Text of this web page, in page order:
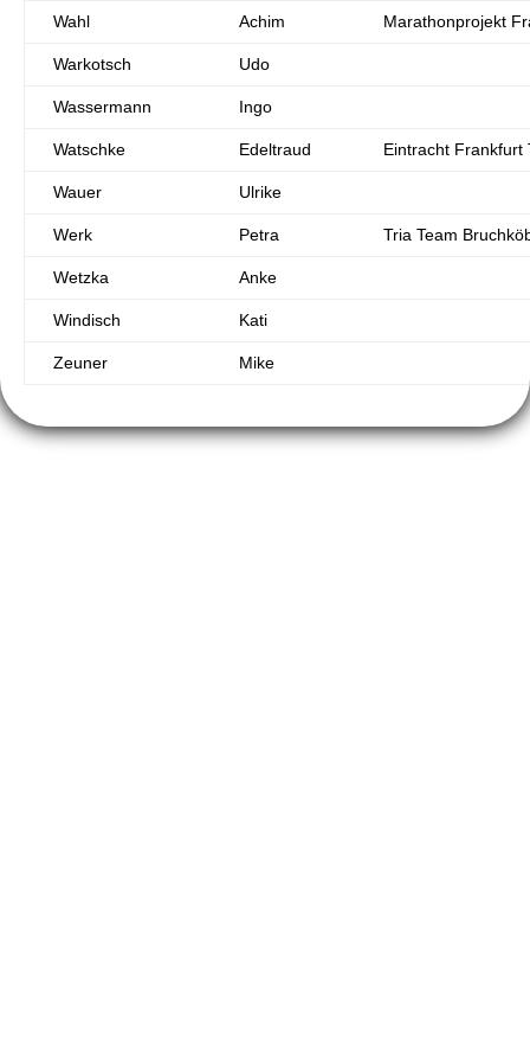
Wahl Achim Marathonprojekt
Warkotsch Udo
Wassermann Ingo
Watschke Edeltraud Eintracht Frankfurt
Wauer Ulrike
Werk Petra Tria Team
Wetzka Anke
Windisch Kati
Zeuner Mike